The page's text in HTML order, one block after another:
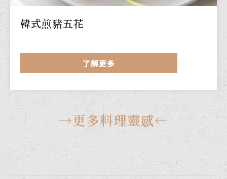
韓式煎豬五花
了解更多
→更多料理靈感←